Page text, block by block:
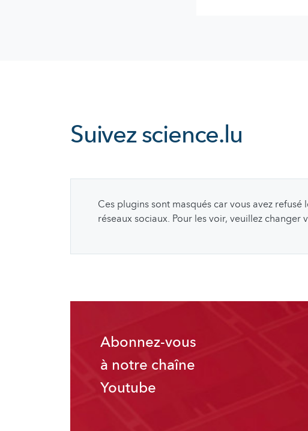
Suivezscience.lu
Ces plugins sont masqués car vous avez refusé
réseaux sociaux. Pour les voir, veuillez changer
Abonnez-vous
à notre chaîne
Youtube